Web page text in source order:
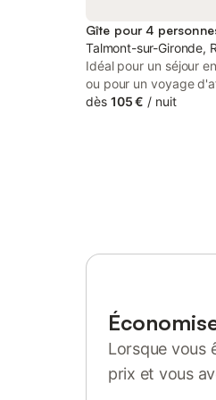
Gîte pour 4
Talmont-sur-Gironde,
Idéal pour un séjour
ou pour un voyage
4 personnes, notre
parfait, avec un grand
nécessaires. Vous
profiter d'un joli
café du matin au
classé parmi les "
France ", offrant une
dès 105 € / nuit
Lorsque vous
prix et vous